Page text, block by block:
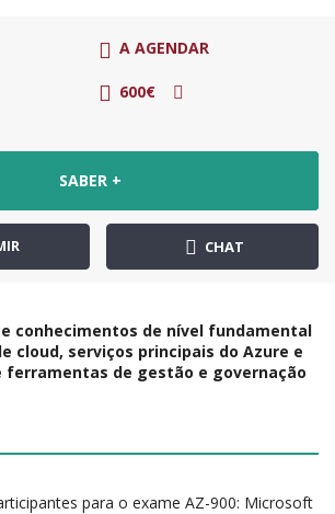
A AGENDAR
600€
SABER +
CHAT
conhecimentos de nível fundamental
cloud, serviços principais do Azure e
ferramentas de gestão e governação
para o exame AZ-900: Microsoft